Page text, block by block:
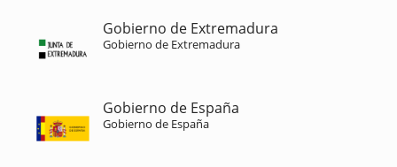
Gobierno de Extremadura
Gobierno de Extremadura
Gobierno de España
Gobierno de España